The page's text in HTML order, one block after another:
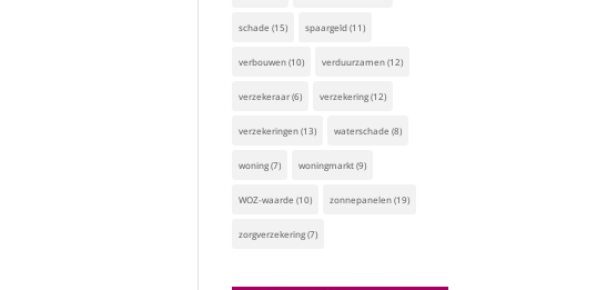
schade (15) spaargeld(11)
verbouwen(10) verduurzamen(12)
verzekeraar(6) verzekering(12)
verzekeringen(13) waterschade (8)
woning(7) woningmarkt(9)
WOZ-waarde (10) zonnepanelen(19)
zorgverzekering(7)